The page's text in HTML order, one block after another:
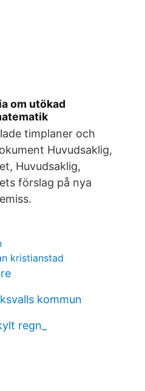
om utökad
timplaner och
Huvudsaklig,
Huvudsaklig,
förslag på nya
kristianstad
kommun
regn_